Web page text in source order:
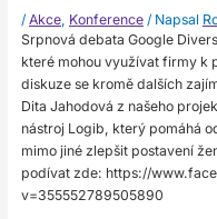
/ Akce, Konference/ Napsal
Srpnová debata Google
které mohou využívat firmy k
diskuze se kromě dalších
Dita Jahodová z našeho
nástroj Logib, který pomáhá
mimo jiné zlepšit postavení
podívat zde: https://
v=355552789505890